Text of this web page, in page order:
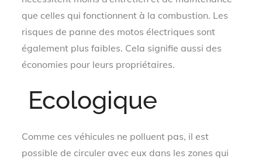
que celles qui fonctionnent à la combustion. Les
risques de panne des motos électriques sont
également plus faibles. Cela signifie aussi des
économies pour leurs propriétaires.
Ecologique
Comme ces véhicules ne polluent pas, il est
possible de circuler avec eux dans les zones qui